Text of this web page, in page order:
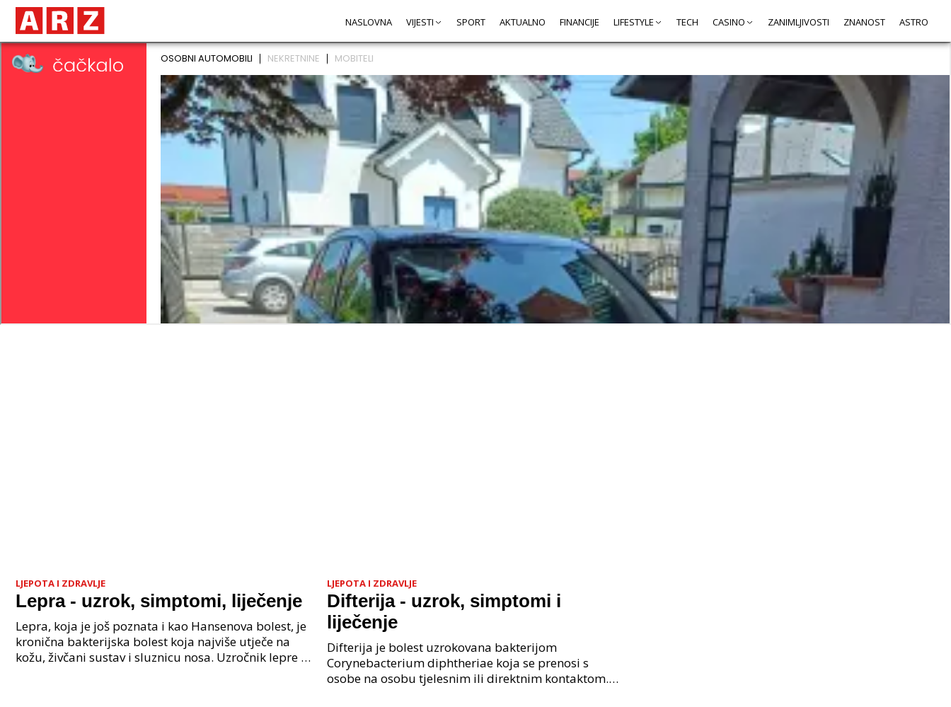
NASLOVNA VIJESTI SPORT AKTUALNO FINANCIJE LIFESTYLE TECH CASINO ZANIMLJIVOSTI ZNANOST ASTRO
LJEPOTA I ZDRAVLJE
Lepra - uzrok, simptomi, liječenje
Lepra, koja je još poznata i kao Hansenova bolest, je
kronična bakterijska bolest koja najviše utječe na
kožu, živčani sustav i sluznicu nosa. Uzročnik lepre je
LJEPOTA I ZDRAVLJE
Difterija - uzrok, simptomi i
liječenje
Difterija je bolest uzrokovana bakterijom
Corynebacterium diphtheriae koja se prenosi s
osobe na osobu tjelesnim ili direktnim kontaktom.